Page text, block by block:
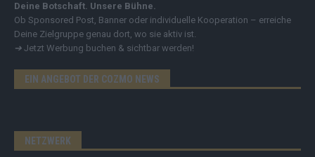
Deine Botschaft. Unsere Bühne.
Ob Sponsored Post, Banner oder individuelle Kooperation – erreiche
Deine Zielgruppe genau dort, wo sie aktiv ist.
➔ Jetzt Werbung buchen & sichtbar werden!
EIN ANGEBOT DER COZMO NEWS
NETZWERK